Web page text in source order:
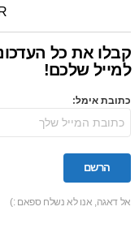
קבלו את כל
למייל שלכם!
כתובת אימל:
אל דאגה, אנו לא נשלח ספאם :)